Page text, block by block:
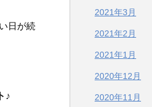
日が続
♪
2021年3月
2021年2月
2021年1月
2020年12月
2020年11月